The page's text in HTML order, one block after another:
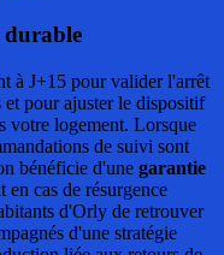
durable
à J+15 pour valider l'arrêt
pour ajuster le dispositif
votre logement. Lorsque
de suivi sont
bénéficie d'une garantie
cas de résurgence
d'Orly de retrouver
d'une stratégie